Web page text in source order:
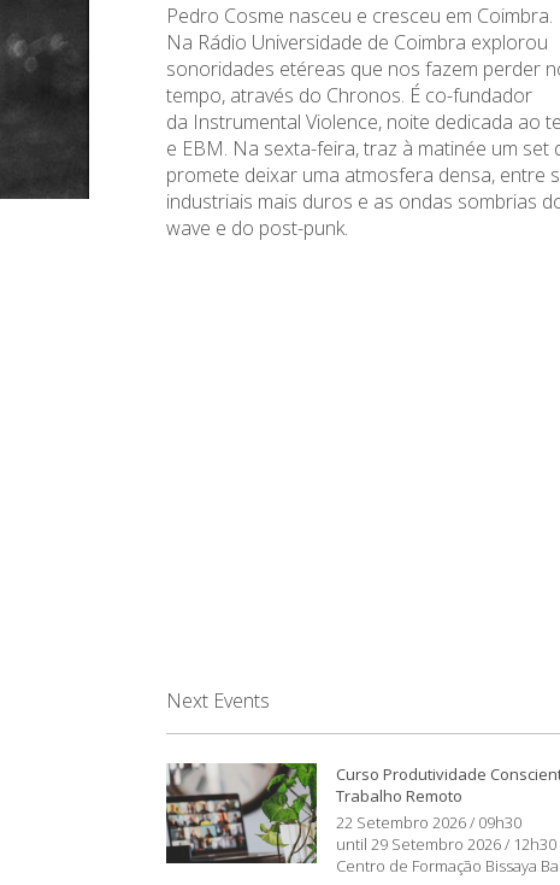
Pedro Cosme nasceu e cresceu em Coimbra.
Na Rádio Universidade de Coimbra explorou
sonoridades etéreas que nos fazem perder
tempo, através do Chronos. É co-fundador
da Instrumental Violence, noite dedicada ao
e EBM. Na sexta-feira, traz à matinée um set
promete deixar uma atmosfera densa, entre
industriais mais duros e as ondas sombrias
wave e do post-punk.
Next Events
Curso Produtividade
Trabalho Remoto
22 Setembro 2026 / 09h30
until 29 Setembro 2026 / 12h30
Centro de Formação Bissaya